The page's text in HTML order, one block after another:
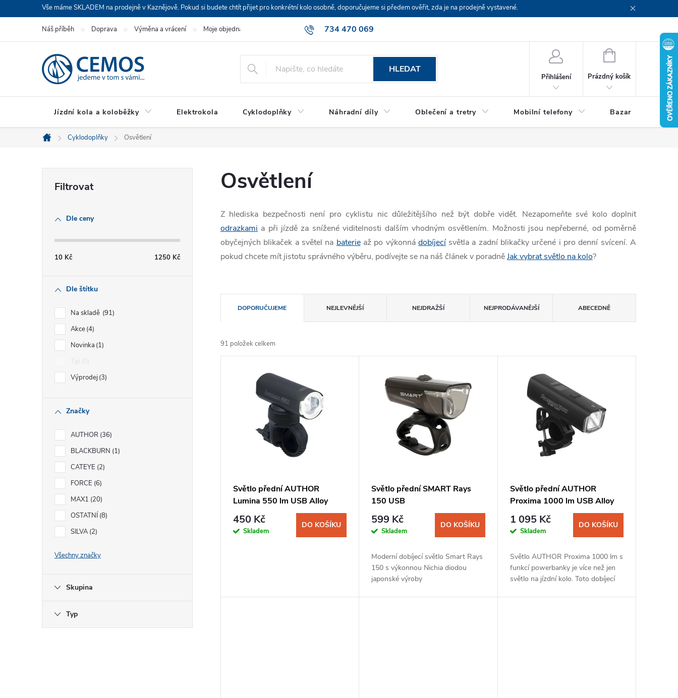
na
Vše máme SKLADEM na prodejně v Kaznějově. Pokud si budete chtít přijet pro konkrétní kolo osobně, doporučujeme si předem ověřit, zda je na prodejně vystavené.
734 470 069
Náš příběh Doprava Výměna a vrácení Moje objednávka
HLEDAT
Přihlášení
NÁKUPNÍ
Prázdný košík
Jízdní kola a koloběžky Elektrokola Cyklodoplňky Náhradní díly Oblečení a tretry Mobilní telefony Bazar Servis
Domů
Cyklodoplňky Osvětlení
Dle ceny
10 Kč 1250 Kč
Dle štítku
Na skladě 91
Akce 4
Novinka 1
Výprodej 3
Značky
AUTHOR 36
BLACKBURN 1
CATEYE 2
FORCE 6
MAX1 20
OSTATNÍ 8
SILVA 2
Všechny značky
Skupina
Typ
Osvětlení
Z hlediska bezpečnosti není pro cyklistu nic důležitějšího než být dobře vidět. Nezapomeňte své kolo doplnit
odrazkami a při jízdě za snížené viditelnosti dalším vhodným osvětlením. Možnosti jsou nepřeberné, od poměrně
obyčejných blikaček a světel na baterieaž po výkonná dobíjecísvětla a zadní blikačky určené i pro denní svícení. A
pokud chcete mít jistotu správného výběru, podívejte se na náš článek v poradněJak vybrat světlo na kolo?
a
z
DOPORUČUJEME NEJLEVNĚJŠÍ NEJDRAŽŠÍ NEJPRODÁVANĚJŠÍ ABECEDNĚ
91 položek celkem
u
Světlo přední AUTHOR
Lumina 550 lm USB Alloy
450 Kč
Skladem
DO KOŠÍKU
Světlo přední SMART Rays
150 USB
599 Kč
Skladem
DO KOŠÍKU
Moderní dobíjecí světlo Smart Rays
150 s výkonnou Nichia diodou
japonské výroby
Světlo přední AUTHOR
Proxima 1000 lm USB Alloy
1 095 Kč
Skladem
DO KOŠÍKU
Světlo AUTHOR Proxima 1000 lm s
funkcí powerbanky je více než jen
světlo na jízdní kolo. Toto dobíjecí